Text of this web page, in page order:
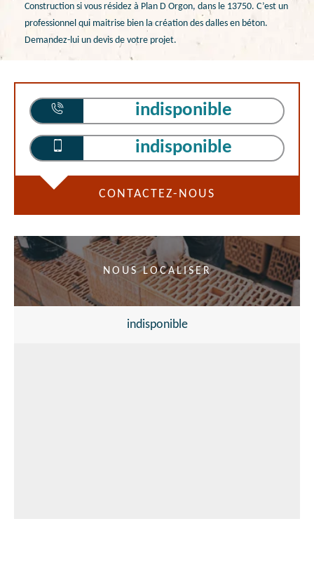
Construction si vous résidez à Plan D Orgon, dans le 13750. C’est un
professionnel qui maitrise bien la création des dalles en béton.
Demandez-lui un devis de votre projet.
indisponible
indisponible
CONTACTEZ-NOUS
NOUS LOCALISER
indisponible